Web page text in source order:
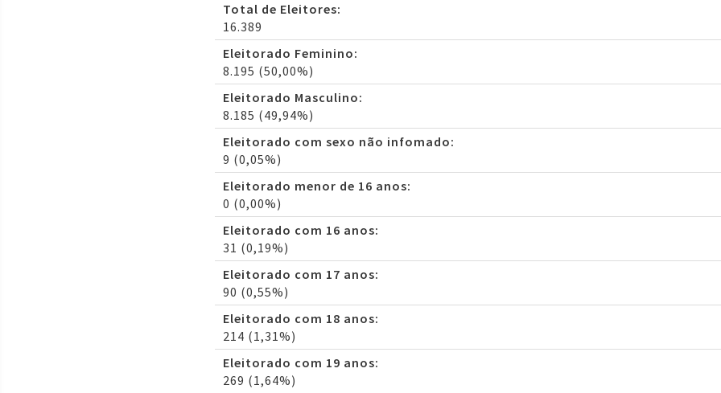
Total de Eleitores:
16.389
Eleitorado Feminino:
8.195 (50,00%)
Eleitorado Masculino:
8.185 (49,94%)
Eleitorado com sexo não infomado:
9 (0,05%)
Eleitorado menor de 16 anos:
0 (0,00%)
Eleitorado com 16 anos:
31 (0,19%)
Eleitorado com 17 anos:
90 (0,55%)
Eleitorado com 18 anos:
214 (1,31%)
Eleitorado com 19 anos:
269 (1,64%)